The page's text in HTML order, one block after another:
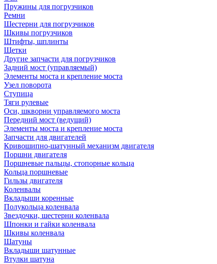
Пружины для погрузчиков
Ремни
Шестерни для погрузчиков
Шкивы погрузчиков
Штифты, шплинты
Щетки
Другие запчасти для погрузчиков
Задний мост (управляемый)
Элементы моста и крепление моста
Узел поворота
Ступица
Тяги рулевые
Оси, шкворни управляемого моста
Передний мост (ведущий)
Элементы моста и крепление моста
Запчасти для двигателей
Кривошипно-шатунный механизм двигателя
Поршни двигателя
Поршневые пальцы, стопорные кольца
Кольца поршневые
Гильзы двигателя
Коленвалы
Вкладыши коренные
Полукольца коленвала
Звездочки, шестерни коленвала
Шпонки и гайки коленвала
Шкивы коленвала
Шатуны
Вкладыши шатунные
Втулки шатуна